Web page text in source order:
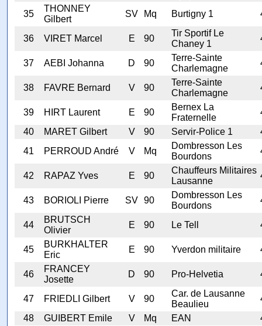
35
THONNEY
Gilbert
SV Mq Burtigny 1
36 VIRET Marcel E 90
Tir Sportif Le
Chaney 1
37 AEBI Johanna D 90
Terre-Sainte
Charlemagne
38 FAVRE Bernard V 90
Terre-Sainte
Charlemagne
39 HIRT Laurent E 90
Bernex La
Fraternelle
40
MARET Gilbert V 90 Servir-Police 1
41
PERROUD André V Mq
Dombresson Les
Bourdons
42 RAPAZ Yves E 90
Chauffeurs Militaires
Lausanne
43 BORIOLI Pierre SV 90
Dombresson Les
Bourdons
44
BRUTSCH
Olivier
E 90 Le Tell
45
BURKHALTER
Eric
E 90 Yverdon militaire
46
FRANCEY
Josette
D 90 Pro-Helvetia
47 FRIEDLI Gilbert V 90
Car. de Lausanne
Beaulieu
48
GUIBERT Emile V Mq EAN